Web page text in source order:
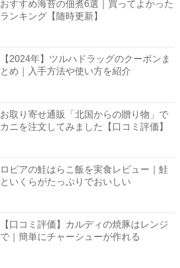
おすすめ海苔の佃煮6選｜買ってよかった
ランキング【随時更新】
【2024年】ツルハドラッグのクーポンま
とめ｜入手方法や使い方を紹介
お取り寄せ通販「北国からの贈り物」で
カニを注文してみました【口コミ評価】
ロピアの鮭はらこ飯を実食レビュー｜鮭
といくらがたっぷりでおいしい
【口コミ評価】カルディの焼豚はレンジ
で｜簡単にチャーシューが作れる